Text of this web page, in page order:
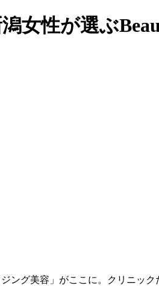
女性が選ぶ
ング美容」がここに。クリニッ